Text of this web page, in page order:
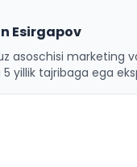
Esirgapov
asoschisi marketing
5 yillik tajribaga ega